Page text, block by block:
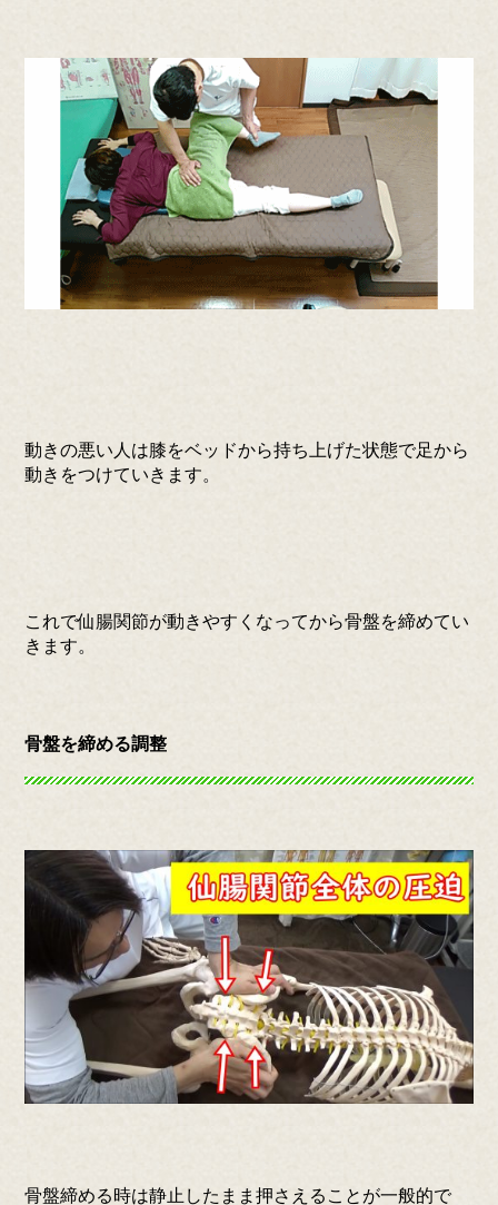
動きの悪い人は膝をベッドから持ち上げた状態で足から
動きをつけていきます。
これで仙腸関節が動きやすくなってから骨盤を締めてい
きます。
骨盤を締める調整
骨盤締める時は静止したまま押さえることが一般的で